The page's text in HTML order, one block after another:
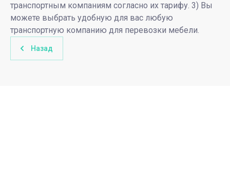
транспортным компаниям согласно их тарифу. 3) Вы
можете выбрать удобную для вас любую
транспортную компанию для перевозки мебели.
Назад